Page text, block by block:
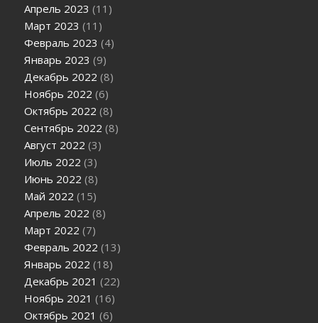
Апрель 2023 (11)
Март 2023 (11)
Февраль 2023 (4)
Январь 2023 (9)
Декабрь 2022 (8)
Ноябрь 2022 (6)
Октябрь 2022 (8)
Сентябрь 2022 (8)
Август 2022 (3)
Июль 2022 (3)
Июнь 2022 (8)
Май 2022 (15)
Апрель 2022 (8)
Март 2022 (7)
Февраль 2022 (13)
Январь 2022 (18)
Декабрь 2021 (22)
Ноябрь 2021 (16)
Октябрь 2021 (6)